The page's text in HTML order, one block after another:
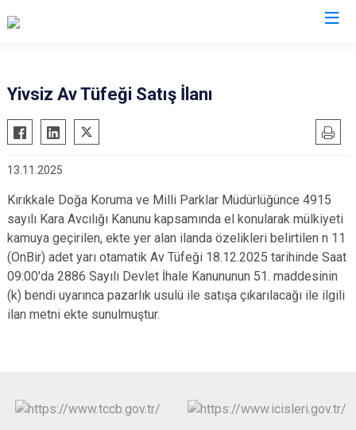
Bahşili
Balışeyh
Çelebi
Delice
Karakeçili
Keskin
Sulakyurt
Yahşihan
Yivsiz Av Tüfeği Satış İlanı
13.11.2025
Kırıkkale Doğa Koruma ve Milli Parklar Müdürlüğünce 4915
sayılı Kara Avcılığı Kanunu kapsamında el konularak mülkiyeti
kamuya geçirilen, ekte yer alan ilanda özelikleri belirtilen n 11
(OnBir) adet yarı otamatik Av Tüfeği 18.12.2025 tarihinde Saat
09:00'da 2886 Sayılı Devlet İhale Kanununun 51. maddesinin
(k) bendi uyarınca pazarlık usulü ile satışa çıkarılacağı ile ilgili
ilan metni ekte sunulmuştur.